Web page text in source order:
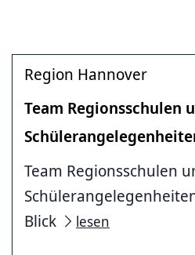
Region Hannover
Team Regionsschulen
Team Regionsschulen
Blick
lesen